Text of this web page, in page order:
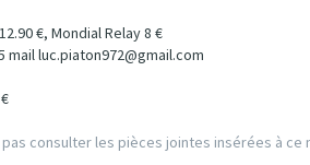
€, Mondial Relay 8 €
mail luc.piaton972@gmail.com
consulter les pièces jointes insérées à ce